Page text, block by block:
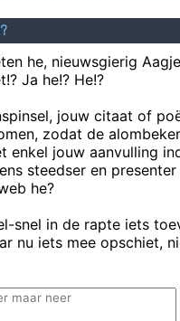
he, nieuwsgierig
Ja he!? He!?
jouw citaat of
zodat de
enkel jouw aanvulling
steedser en
he?
snel in de rapte iets
nu iets mee opschiet,